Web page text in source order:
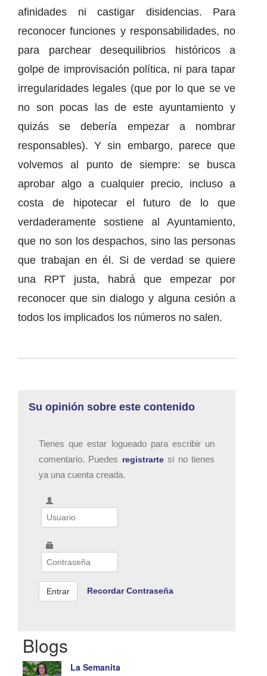
afinidades ni castigar disidencias. Para
reconocer funciones y responsabilidades, no
para parchear desequilibrios históricos a
golpe de improvisación política, ni para tapar
irregularidades legales (que por lo que se ve
no son pocas las de este ayuntamiento y
quizás se debería empezar a nombrar
responsables). Y sin embargo, parece que
volvemos al punto de siempre: se busca
aprobar algo a cualquier precio, incluso a
costa de hipotecar el futuro de lo que
verdaderamente sostiene al Ayuntamiento,
que no son los despachos, sino las personas
que trabajan en él. Si de verdad se quiere
una RPT justa, habrá que empezar por
reconocer que sin dialogo y alguna cesión a
todos los implicados los números no salen.
Su opinión sobre este contenido
Tienes que estar logueado para escribir un
comentario. Puedes registrartesi no tienes
ya una cuenta creada.
Recordar Contraseña
Blogs
La Semanita